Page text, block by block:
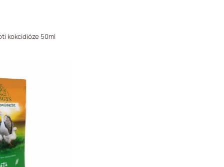
kokcidióze 50ml